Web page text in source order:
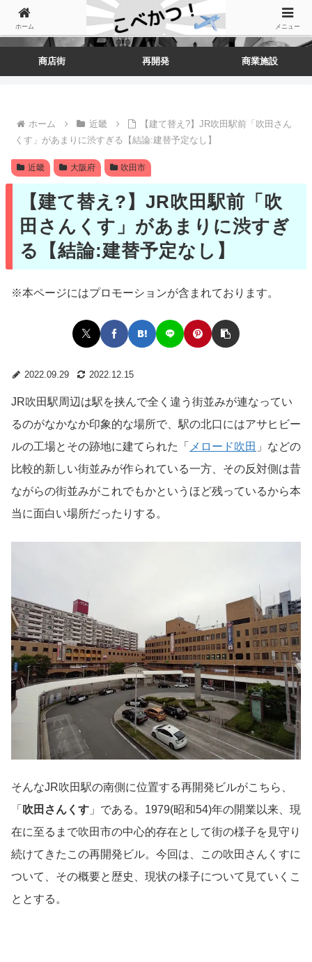
商店街 再開発 商業施設
ホーム 近畿
【建て替え?】JR吹田駅前「吹田さん
くす」があまりに渋すぎる【結論:建替予定なし】
近畿 大阪府 吹田市
【建て替え?】JR吹田駅前「吹
田さんくす」があまりに渋すぎ
る【結論:建替予定なし】
※本ページにはプロモーションが含まれております。
2022.09.29 2022.12.15
JR吹田駅周辺は駅を挟んで全く違う街並みが連なってい
るのがなかなか印象的な場所で、駅の北口にはアサヒビー
ルの工場とその跡地に建てられた「 メロード吹田 」などの
比較的新しい街並みが作られている一方、その反対側は昔
ながらの街並みがこれでもかというほど残っているから本
当に面白い場所だったりする。
そんなJR吹田駅の南側に位置する再開発ビルがこちら、
「 吹田さんくす 」である。1979(昭和54)年の開業以来、現
在に至るまで吹田市の中心的存在として街の様子を見守り
続けてきたこの再開発ビル。今回は、この吹田さんくすに
ついて、その概要と歴史、現状の様子について見ていくこ
ととする。
ホーム メニュー